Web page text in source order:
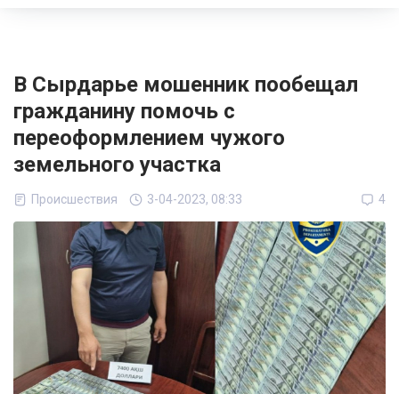
В Сырдарье мошенник пообещал
гражданину помочь с
переоформлением чужого
земельного участка
Происшествия 3-04-2023, 08:33 4